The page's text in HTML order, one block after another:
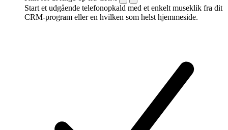
Start et udgående telefonopkald med et enkelt museklik fra dit
CRM-program eller en hvilken som helst hjemmeside.